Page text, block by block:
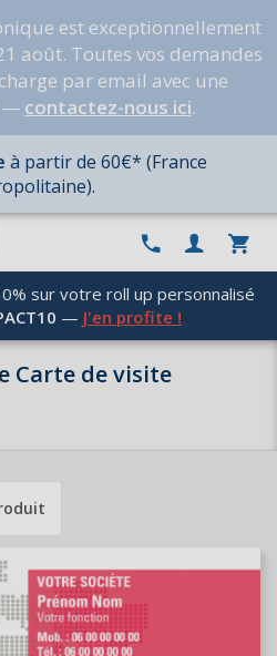
est exceptionnellement
août. Toutes vos demandes
par email avec une
— contactez-nous ici.
à partir de 60€* (France
sur votre roll up personnalisé
— J'en profite !
Carte de visite